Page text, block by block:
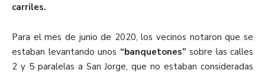
carriles.
Para el mes de junio de 2020, los vecinos notaron que se
estaban levantando unos “banquetones” sobre las calles
2 y 5 paralelas a San Jorge, que no estaban consideradas